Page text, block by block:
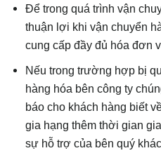
Để trong quá trình vận
thuận lợi khi vận chuyển
cung cấp đầy đủ hóa đơn
Nếu trong trường hợp bị
hàng hóa bên công ty
báo cho khách hàng biết
gia hạng thêm thời gian
sự hỗ trợ của bên quý